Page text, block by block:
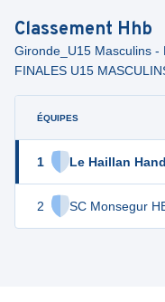
Classement Hhb
Gironde_U15 Masculins -
FINALES U15
ÉQUIPES
1 Le Haillan
2 SC Monsegur